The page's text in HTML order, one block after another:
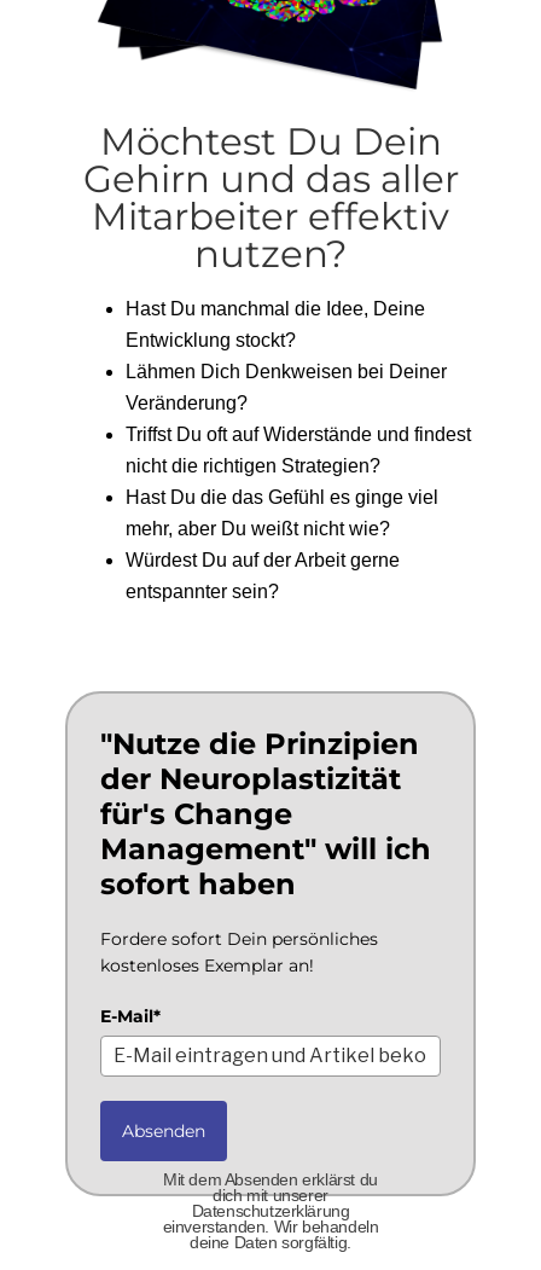
Möchtest Du Dein
Gehirn und das aller
Mitarbeiter effektiv
nutzen?
Hast Du manchmal die Idee, Deine
Entwicklung stockt?
Lähmen Dich Denkweisen bei Deiner
Veränderung?
Triffst Du oft auf Widerstände und findest
nicht die richtigen Strategien?
Hast Du die das Gefühl es ginge viel
mehr, aber Du weißt nicht wie?
Würdest Du auf der Arbeit gerne
entspannter sein?
"Nutze die Prinzipien
der Neuroplastizität
für's Change
Management" will ich
sofort haben
Fordere sofort Dein persönliches
kostenloses Exemplar an!
E-Mail*
Absenden
Mit dem Absenden erklärst du
dich mit unserer
Datenschutzerklärung
einverstanden. Wir behandeln
deine Daten sorgfältig.